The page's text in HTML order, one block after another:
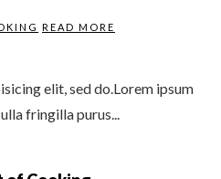
READ MORE
elit, sed do.Lorem ipsum
fringilla purus...